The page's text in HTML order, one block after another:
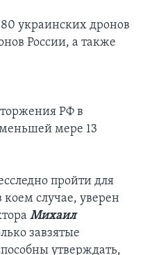
украинских дронов
России, а также
РФ в
мере 13
пройти для
случае, уверен
Михаил
завзятые
утверждать,